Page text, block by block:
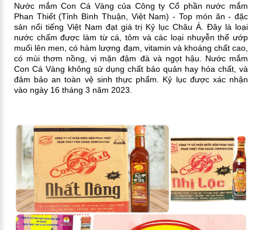
Nước mắm Con Cá Vàng của Công ty Cổ phần nước mắm
Phan Thiết (Tỉnh Bình Thuận, Việt Nam) - Top món ăn - đặc
sản nổi tiếng Việt Nam đạt giá trị Kỷ lục Châu Á. Đây là loại
nước chấm được làm từ cá, tôm và các loại nhuyễn thể ướp
muối lên men, có hàm lượng đạm, vitamin và khoáng chất cao,
có mùi thơm nồng, vị mặn đậm đà và ngọt hậu. Nước mắm
Con Cá Vàng không sử dụng chất bảo quản hay hóa chất, và
đảm bảo an toàn vệ sinh thực phẩm. Kỷ lục được xác nhận
vào ngày 16 tháng 3 năm 2023.